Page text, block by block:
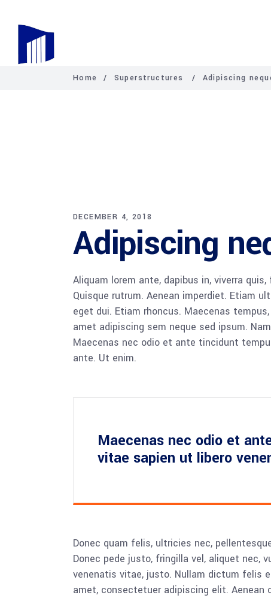
Home / Superstructures / Adipiscing
DECEMBER 4, 2018
Adipiscing
Aliquam lorem ante, dapibus in, viverra
Quisque rutrum. Aenean imperdiet. Etiam
eget dui. Etiam rhoncus. Maecenas
amet adipiscing sem neque sed ipsum.
Maecenas nec odio et ante tincidunt
ante. Ut enim.
Maecenas nec odio et
vitae sapien ut libero
Donec quam felis, ultricies nec,
Donec pede justo, fringilla vel, aliquet nec,
venenatis vitae, justo. Nullam dictum felis
amet, consectetuer adipiscing elit. Aenean